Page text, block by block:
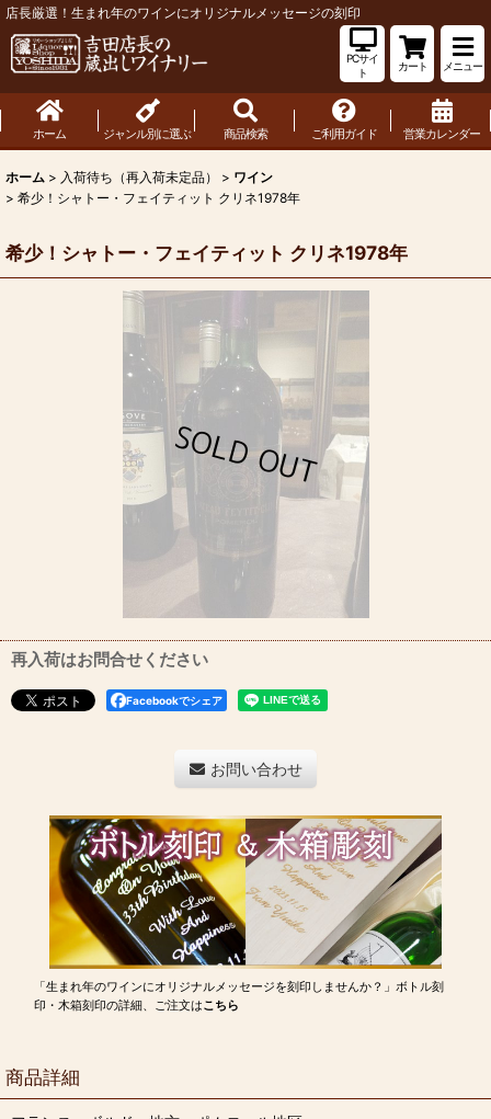
店長厳選！生まれ年のワインにオリジナルメッセージの刻印
PCサイ
ト
カート メニュー
ホーム ジャンル別に選ぶ 商品検索 ご利用ガイド 営業カレンダー
ホーム > 入荷待ち（再入荷未定品） > ワイン
> 希少！シャトー・フェイティット クリネ1978年
希少！シャトー・フェイティット クリネ1978年
再入荷はお問合せください
Facebookでシェア
お問い合わせ
「生まれ年のワインにオリジナルメッセージを刻印しませんか？」ボトル刻
印・木箱刻印の詳細、ご注文はこちら
商品詳細